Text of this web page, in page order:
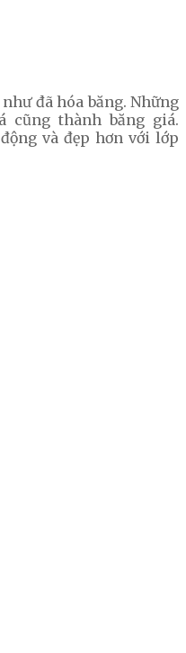
đã hóa băng. Những
cũng thành băng giá.
và đẹp hơn với lớp